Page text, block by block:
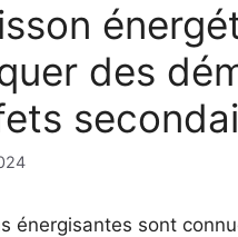
des
énergisantes sont